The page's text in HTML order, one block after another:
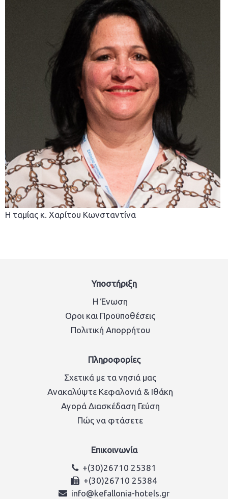
Η ταμίας κ. Χαρίτου Κωνσταντίνα
Υποστήριξη
Η Ένωση
Οροι και Προϋποθέσεις
Πολιτική Απορρήτου
Πληροφορίες
Σχετικά με τα νησιά μας
Ανακαλύψτε Κεφαλονιά & Ιθάκη
Αγορά Διασκέδαση Γεύση
Πώς να φτάσετε
Επικοινωνία
+(30)26710 25381
+(30)26710 25384
info@kefallonia-hotels.gr